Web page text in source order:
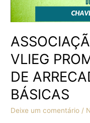
VLIEG
DE
BÁSICAS
Deixe um comentário /